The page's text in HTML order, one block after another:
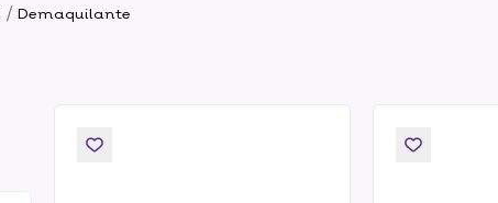
/ Demaquilante